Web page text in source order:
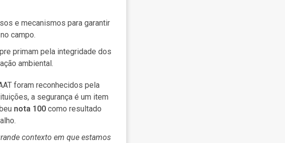
e mecanismos para garantir
campo.
primam pela integridade dos
ambiental.
foram reconhecidos pela
a segurança é um item
nota 100 como resultado
contexto em que estamos